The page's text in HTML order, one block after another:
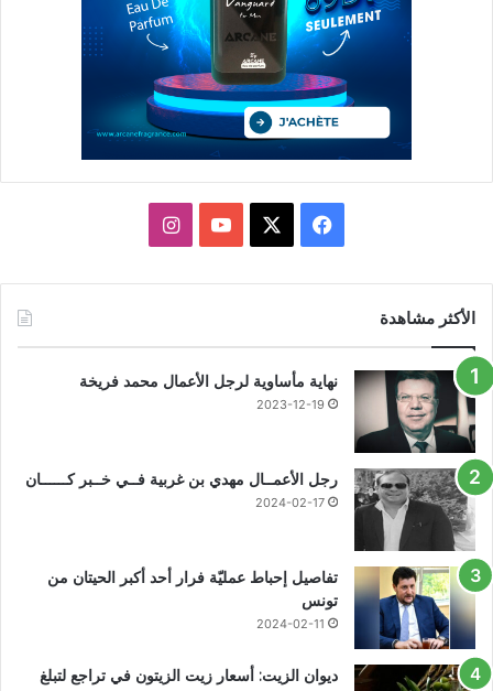
فيسبوك يوتيوبانستقرام
الأكثر مشاهدة
نهاية مأساوية لرجل الأعمال محمد فريخة
2023-12-19
رجل الأعمــال مهدي بن غربية فــي خــبر كــــــان
2024-02-17
تفاصيل إحباط عمليّة فرار أحد أكبر الحيتان من
تونس
2024-02-11
ديوان الزيت: أسعار زيت الزيتون في تراجع لتبلغ